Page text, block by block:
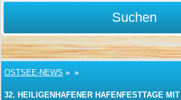
Suchen
OSTSEE-NEWS » »
32. HEILIGENHAFENER HAFENFESTTAGE